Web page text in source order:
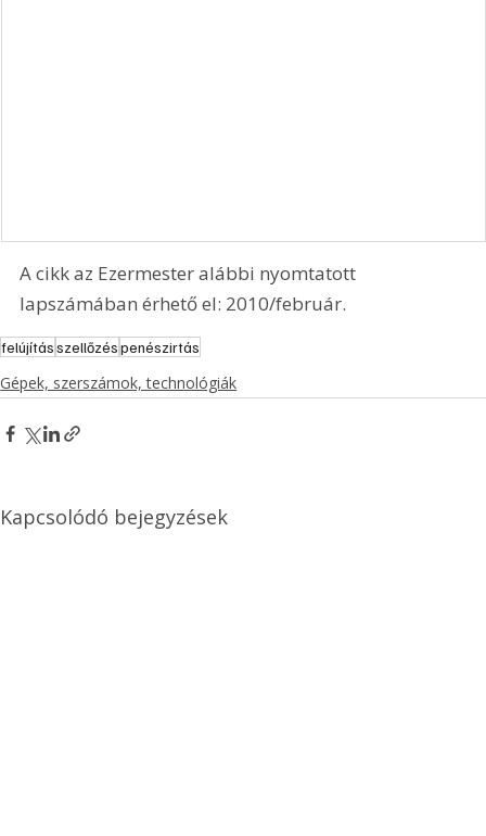
A cikk az Ezermester alábbi nyomtatott
lapszámában érhető el: 2010/február.
felújításszellőzéspenészirtás
Gépek, szerszámok, technológiák
Kapcsolódó bejegyzések